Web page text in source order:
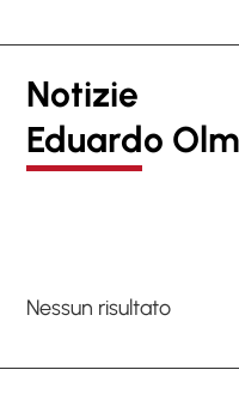
Notizie
Eduardo
Nessun risultato